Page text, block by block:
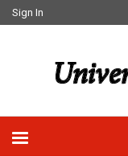
Sign In